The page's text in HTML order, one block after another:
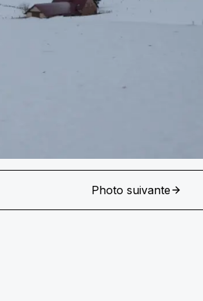
Photo suivante